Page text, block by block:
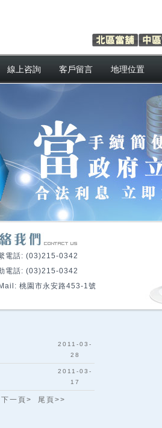
線上咨詢 客戶留言 地理位置
電話: (03)215-0342
電話: (03)215-0342
桃園市永安路453-1號
2011-03-
28
2011-03-
17
一頁> 尾頁>>